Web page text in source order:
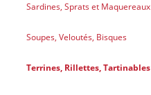
Sardines, Sprats et Maquereaux
Soupes, Veloutés, Bisques
Terrines, Rillettes, Tartinables